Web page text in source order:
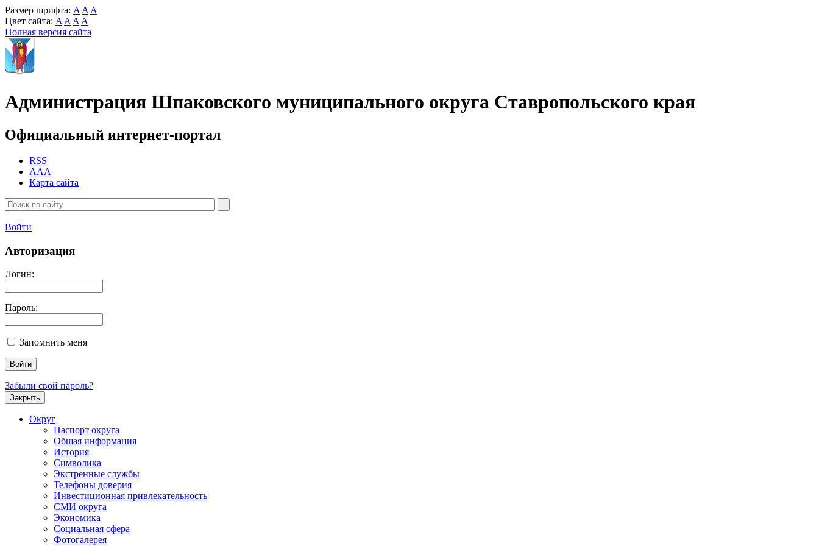
Размер шрифта: A A A
Цвет сайта: A A A A
Полная версия сайта
Администрация Шпаковского муниципального округа Ставропольского края
Официальный интернет-портал
RSS
AAA
Карта сайта
Войти
Авторизация
Логин:
Пароль:
Запомнить меня
Забыли свой пароль?
Закрыть
Округ
Паспорт округа
Общая информация
История
Символика
Экстренные службы
Телефоны доверия
Инвестиционная привлекательность
СМИ округа
Экономика
Социальная сфера
Фотогалерея